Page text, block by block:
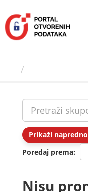
sadržaj
Prikaži
Poredaj prema
Nisu